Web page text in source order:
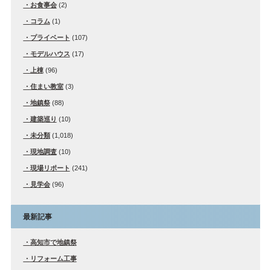
お食事会(2)
コラム (1)
プライベート (107)
モデルハウス (17)
上棟(96)
住まい教室(3)
地鎮祭(88)
建築巡り (10)
未分類(1,018)
現地調査(10)
現場リポート (241)
見学会(96)
最新記事
高知市で地鎮祭
リフォーム工事